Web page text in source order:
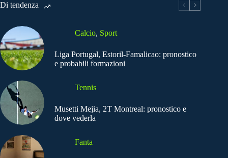
Di tendenza
Calcio, Sport
Liga Portugal, Estoril-Famalicao: pronostico
e probabili formazioni
Tennis
Musetti Mejia, 2T Montreal: pronostico e
dove vederla
Fanta